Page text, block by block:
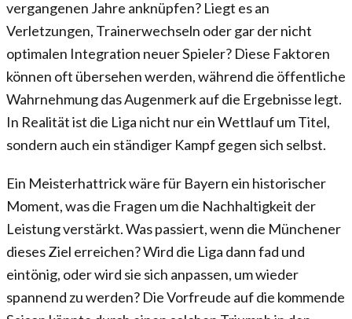
vergangenen Jahre anknüpfen? Liegt es an
Verletzungen, Trainerwechseln oder gar der nicht
optimalen Integration neuer Spieler? Diese Faktoren
können oft übersehen werden, während die öffentliche
Wahrnehmung das Augenmerk auf die Ergebnisse legt.
In Realität ist die Liga nicht nur ein Wettlauf um Titel,
sondern auch ein ständiger Kampf gegen sich selbst.
Ein Meisterhattrick wäre für Bayern ein historischer
Moment, was die Fragen um die Nachhaltigkeit der
Leistung verstärkt. Was passiert, wenn die Münchener
dieses Ziel erreichen? Wird die Liga dann fad und
eintönig, oder wird sie sich anpassen, um wieder
spannend zu werden? Die Vorfreude auf die kommende